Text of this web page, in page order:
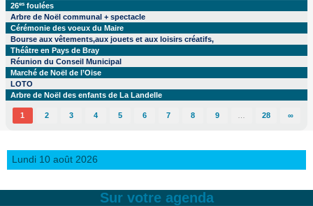
26es foulées
Arbre de Noël communal + spectacle
Cérémonie des voeux du Maire
Bourse aux vêtements,aux jouets et aux loisirs créatifs,
Théâtre en Pays de Bray
Réunion du Conseil Municipal
Marché de Noël de l’Oise
LOTO
Arbre de Noël des enfants de La Landelle
1 2 3 4 5 6 7 8 9 28 ∞
Lundi 10 août 2026
Sur votre agenda